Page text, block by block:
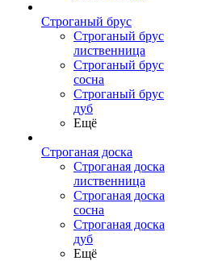
Строганый брус
Строганый брус
лиственница
Строганый брус
сосна
Строганый брус
дуб
Ещё
Строганая доска
Строганая доска
лиственница
Строганая доска
сосна
Строганая доска
дуб
Ещё